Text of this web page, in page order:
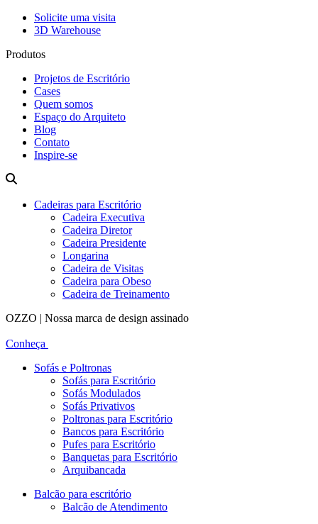
Solicite uma visita
3D Warehouse
Produtos
Projetos de Escritório
Cases
Quem somos
Espaço do Arquiteto
Blog
Contato
Inspire-se
Cadeiras para Escritório
Cadeira Executiva
Cadeira Diretor
Cadeira Presidente
Longarina
Cadeira de Visitas
Cadeira para Obeso
Cadeira de Treinamento
OZZO | Nossa marca de design assinado
Conheça
Sofás e Poltronas
Sofás para Escritório
Sofás Modulados
Sofás Privativos
Poltronas para Escritório
Bancos para Escritório
Pufes para Escritório
Banquetas para Escritório
Arquibancada
Balcão para escritório
Balcão de Atendimento